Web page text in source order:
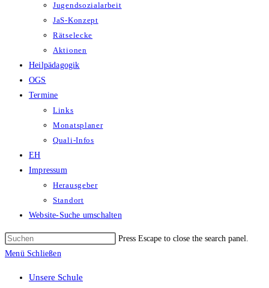
Jugendsozialarbeit
JaS-Konzept
Rätselecke
Aktionen
Heilpädagogik
OGS
Termine
Links
Monatsplaner
Quali-Infos
EH
Impressum
Herausgeber
Standort
Website-Suche umschalten
Press Escape to close the search panel.
Menü Schließen
Unsere Schule